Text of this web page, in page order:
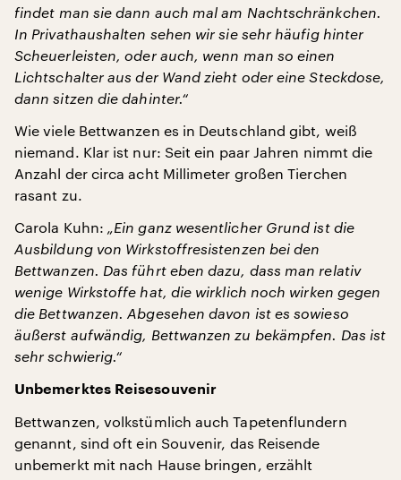
findet man sie dann auch mal am Nachtschränkchen.
In Privathaushalten sehen wir sie sehr häufig hinter
Scheuerleisten, oder auch, wenn man so einen
Lichtschalter aus der Wand zieht oder eine Steckdose,
dann sitzen die dahinter.“
Wie viele Bettwanzen es in Deutschland gibt, weiß
niemand. Klar ist nur: Seit ein paar Jahren nimmt die
Anzahl der circa acht Millimeter großen Tierchen
rasant zu.
Carola Kuhn: „Ein ganz wesentlicher Grund ist die
Ausbildung von Wirkstoffresistenzen bei den
Bettwanzen. Das führt eben dazu, dass man relativ
wenige Wirkstoffe hat, die wirklich noch wirken gegen
die Bettwanzen. Abgesehen davon ist es sowieso
äußerst aufwändig, Bettwanzen zu bekämpfen. Das ist
sehr schwierig.“
Unbemerktes Reisesouvenir
Bettwanzen, volkstümlich auch Tapetenflundern
genannt, sind oft ein Souvenir, das Reisende
unbemerkt mit nach Hause bringen, erzählt